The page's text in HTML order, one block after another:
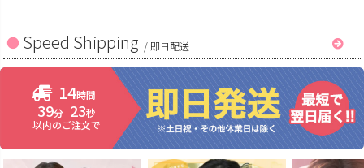
Speed Shipping / 即日配送
14時間
39分 23秒
以内のご注文で